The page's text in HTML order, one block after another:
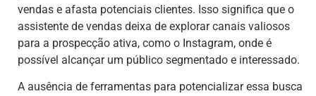
vendas e afasta potenciais clientes. Isso significa que o
assistente de vendas deixa de explorar canais valiosos
para a prospecção ativa, como o Instagram, onde é
possível alcançar um público segmentado e interessado.
A ausência de ferramentas para potencializar essa busca